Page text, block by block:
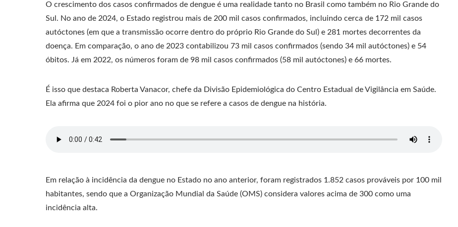
O crescimento dos casos confirmados de dengue é uma realidade tanto no Brasil como também no Rio Grande do
Sul. No ano de 2024, o Estado registrou mais de 200 mil casos confirmados, incluindo cerca de 172 mil casos
autóctones (em que a transmissão ocorre dentro do próprio Rio Grande do Sul) e 281 mortes decorrentes da
doença. Em comparação, o ano de 2023 contabilizou 73 mil casos confirmados (sendo 34 mil autóctones) e 54
óbitos. Já em 2022, os números foram de 98 mil casos confirmados (58 mil autóctones) e 66 mortes.
É isso que destaca Roberta Vanacor, chefe da Divisão Epidemiológica do Centro Estadual de Vigilância em Saúde.
Ela afirma que 2024 foi o pior ano no que se refere a casos de dengue na história.
Em relação à incidência da dengue no Estado no ano anterior, foram registrados 1.852 casos prováveis por 100 mil
habitantes, sendo que a Organização Mundial da Saúde (OMS) considera valores acima de 300 como uma
incidência alta.